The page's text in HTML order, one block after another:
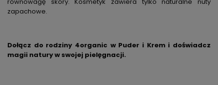
zapachowe.
Dołącz do rodziny 4organic w Puder i Krem i doświadcz
magii natury w swojej pielęgnacji.